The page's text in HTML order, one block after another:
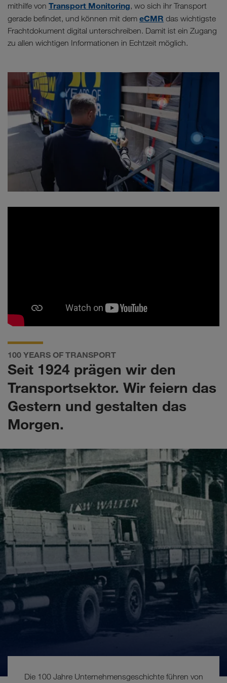
mithilfe von Transport Monitoring, wo sich ihr Transport
gerade befindet, und können mit dem eCMR das wichtigste
Frachtdokument digital unterschreiben. Damit ist ein Zugang
zu allen wichtigen Informationen in Echtzeit möglich.
100 YEARS OF TRANSPORT
Seit 1924 prägen wir den
Transportsektor. Wir feiern das
Gestern und gestalten das
Morgen.
Die 100 Jahre Unternehmensgeschichte führen von